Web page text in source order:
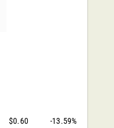
$0.60 -13.59%